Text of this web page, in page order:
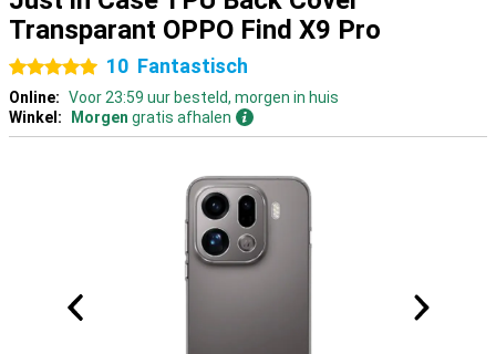
Transparant OPPO Find X9 Pro
5 sterren10 Fantastisch
Online: Voor 23:59 uur besteld, morgen in huis
Winkel:
Morgen gratis afhalen